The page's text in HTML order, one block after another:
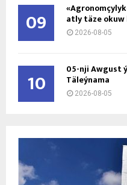
09 atly täze
2026-08-05
10 05-nji Awgust
Täleýnama
2026-08-05